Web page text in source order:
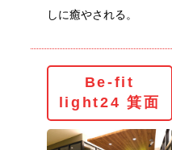
しに癒やされる。
Be-fit
light24 箕面